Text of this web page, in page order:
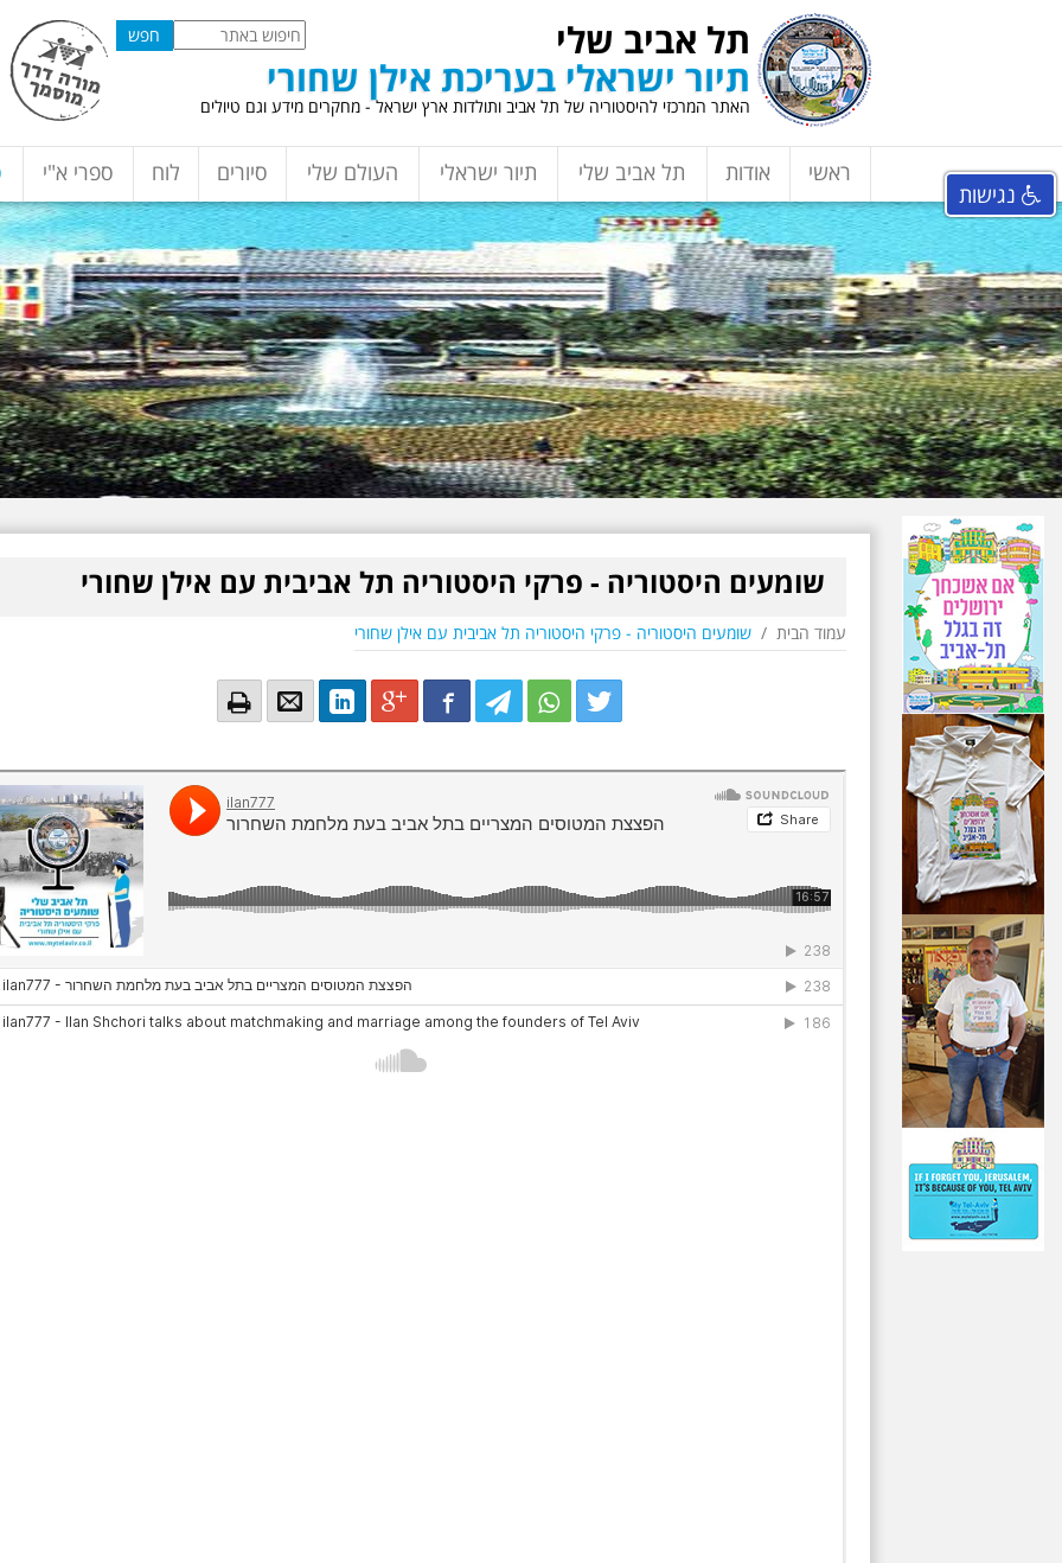
תל אביב שלי
תיור ישראלי בעריכת אילן שחורי
האתר המרכזי להיסטוריה של תל אביב ותולדות ארץ ישראל - מחקרים מידע וגם טיולים
ראשי אודות תל אביב שלי תיור ישראלי העולם שלי סיורים לוח ספרי א"י
שומעים היסטוריה - פרקי היסטוריה תל אביבית עם אילן שחורי
עמוד הבית / שומעים היסטוריה - פרקי היסטוריה תל אביבית עם אילן שחורי
Twitter
Twitter
Twitter
Facebook
Google+
LinkedIn
Email
Email
נגישות